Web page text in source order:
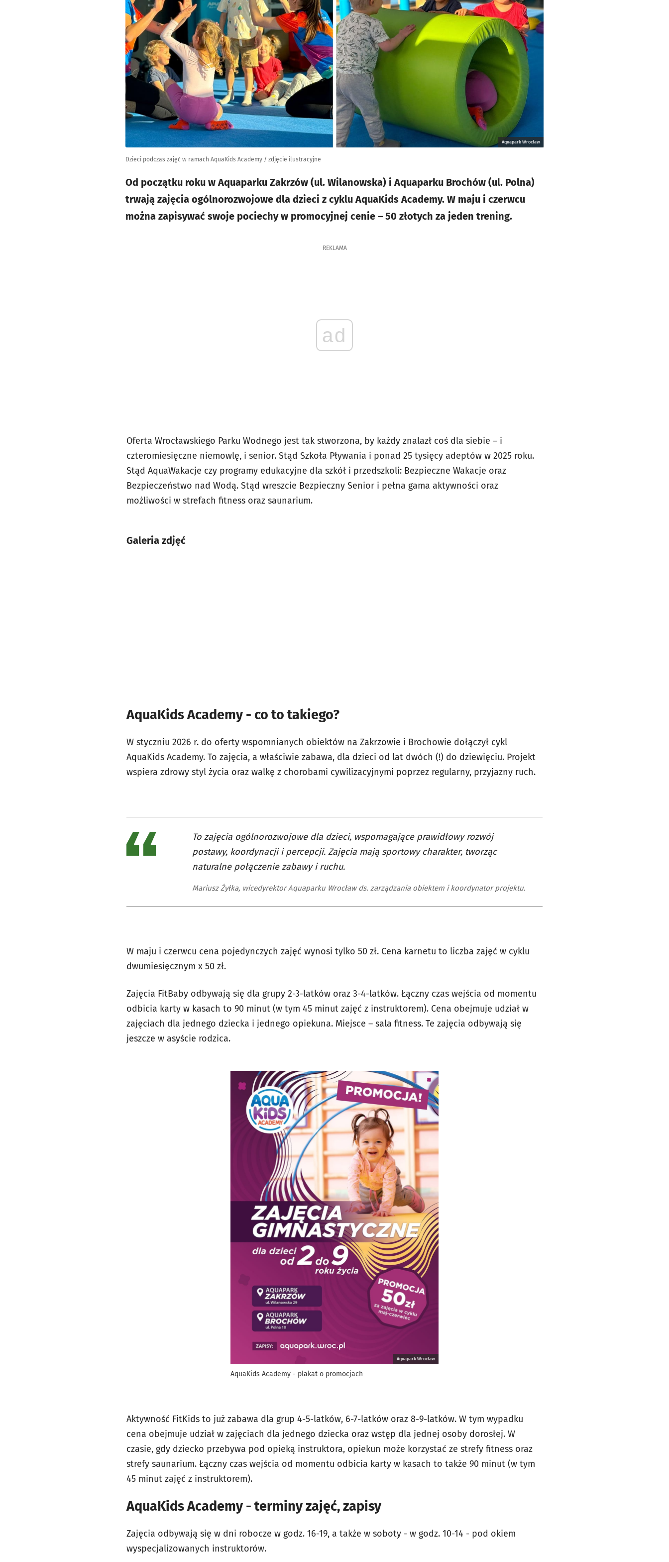
Aquapark Wrocław
Dzieci podczas zajęć w ramach AquaKids Academy / zdjęcie ilustracyjne
Od początku roku w Aquaparku Zakrzów (ul. Wilanowska) i Aquaparku Brochów (ul. Polna)
trwają zajęcia ogólnorozwojowe dla dzieci z cyklu AquaKids Academy. W maju i czerwcu
można zapisywać swoje pociechy w promocyjnej cenie – 50 złotych za jeden trening.
REKLAMA
ad
Oferta Wrocławskiego Parku Wodnego jest tak stworzona, by każdy znalazł coś dla siebie – i
czteromiesięczne niemowlę, i senior. Stąd Szkoła Pływania i ponad 25 tysięcy adeptów w 2025 roku.
Stąd AquaWakacje czy programy edukacyjne dla szkół i przedszkoli: Bezpieczne Wakacje oraz
Bezpieczeństwo nad Wodą. Stąd wreszcie Bezpieczny Senior i pełna gama aktywności oraz
możliwości w strefach fitness oraz saunarium.
Galeria zdjęć
AquaKids Academy - co to takiego?
W styczniu 2026 r. do oferty wspomnianych obiektów na Zakrzowie i Brochowie dołączył cykl
AquaKids Academy. To zajęcia, a właściwie zabawa, dla dzieci od lat dwóch (!) do dziewięciu. Projekt
wspiera zdrowy styl życia oraz walkę z chorobami cywilizacyjnymi poprzez regularny, przyjazny ruch.
To zajęcia ogólnorozwojowe dla dzieci, wspomagające prawidłowy rozwój
postawy, koordynacji i percepcji. Zajęcia mają sportowy charakter, tworząc
naturalne połączenie zabawy i ruchu.
Mariusz Żyłka, wicedyrektor Aquaparku Wrocław ds. zarządzania obiektem i koordynator projektu.
W maju i czerwcu cena pojedynczych zajęć wynosi tylko 50 zł. Cena karnetu to liczba zajęć w cyklu
dwumiesięcznym x 50 zł.
Zajęcia FitBaby odbywają się dla grupy 2-3-latków oraz 3-4-latków. Łączny czas wejścia od momentu
odbicia karty w kasach to 90 minut (w tym 45 minut zajęć z instruktorem). Cena obejmuje udział w
zajęciach dla jednego dziecka i jednego opiekuna. Miejsce – sala fitness. Te zajęcia odbywają się
jeszcze w asyście rodzica.
Aquapark Wrocław
AquaKids Academy - plakat o promocjach
Aktywność FitKids to już zabawa dla grup 4-5-latków, 6-7-latków oraz 8-9-latków. W tym wypadku
cena obejmuje udział w zajęciach dla jednego dziecka oraz wstęp dla jednej osoby dorosłej. W
czasie, gdy dziecko przebywa pod opieką instruktora, opiekun może korzystać ze strefy fitness oraz
strefy saunarium. Łączny czas wejścia od momentu odbicia karty w kasach to także 90 minut (w tym
45 minut zajęć z instruktorem).
AquaKids Academy - terminy zajęć, zapisy
Zajęcia odbywają się w dni robocze w godz. 16-19, a także w soboty - w godz. 10-14 - pod okiem
wyspecjalizowanych instruktorów.